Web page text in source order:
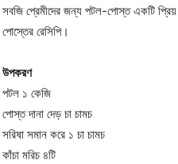
সবজি প্রেমীদের জন্য পটল-পোস্ত একটি
পোস্তের রেসিপি।
উপকরণ
পটল ১ কেজি
পোস্ত দানা দেড় চা চামচ
সরিষা সমান করে ১ চা চামচ
কাঁচা মরিচ ৪টি